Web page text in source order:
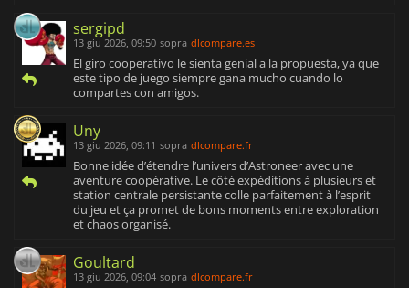
sergipd
13 giu 2026, 09:50 sopra dlcompare.es
El giro cooperativo le sienta genial a la propuesta, ya que
este tipo de juego siempre gana mucho cuando lo
compartes con amigos.
Uny
13 giu 2026, 09:11 sopra dlcompare.fr
Bonne idée d’étendre l’univers d’Astroneer avec une
aventure coopérative. Le côté expéditions à plusieurs et
station centrale persistante colle parfaitement à l’esprit
du jeu et ça promet de bons moments entre exploration
et chaos organisé.
Goultard
13 giu 2026, 09:04 sopra dlcompare.fr